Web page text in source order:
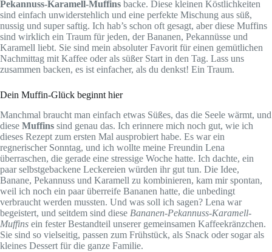
Pekannuss-Karamell-Muffins backe. Diese kleinen Köstlichkeiten
sind einfach unwiderstehlich und eine perfekte Mischung aus süß,
nussig und super saftig. Ich hab’s schon oft gesagt, aber diese Muffins
sind wirklich ein Traum für jeden, der Bananen, Pekannüsse und
Karamell liebt. Sie sind mein absoluter Favorit für einen gemütlichen
Nachmittag mit Kaffee oder als süßer Start in den Tag. Lass uns
zusammen backen, es ist einfacher, als du denkst! Ein Traum.
Dein Muffin-Glück beginnt hier
Manchmal braucht man einfach etwas Süßes, das die Seele wärmt, und
diese Muffins sind genau das. Ich erinnere mich noch gut, wie ich
dieses Rezept zum ersten Mal ausprobiert habe. Es war ein
regnerischer Sonntag, und ich wollte meine Freundin Lena
überraschen, die gerade eine stressige Woche hatte. Ich dachte, ein
paar selbstgebackene Leckereien würden ihr gut tun. Die Idee,
Banane, Pekannuss und Karamell zu kombinieren, kam mir spontan,
weil ich noch ein paar überreife Bananen hatte, die unbedingt
verbraucht werden mussten. Und was soll ich sagen? Lena war
begeistert, und seitdem sind diese Bananen-Pekannuss-Karamell-
Muffins ein fester Bestandteil unserer gemeinsamen Kaffeekränzchen.
Sie sind so vielseitig, passen zum Frühstück, als Snack oder sogar als
kleines Dessert für die ganze Familie.